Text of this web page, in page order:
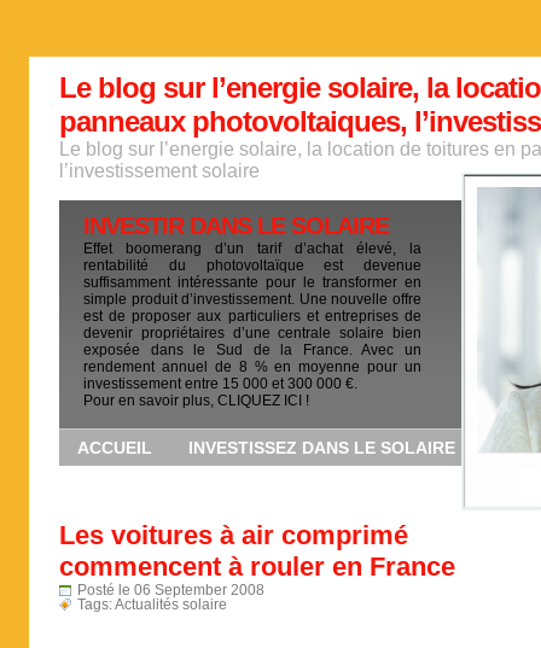
Le blog sur l’energie solaire, la
panneaux photovoltaiques,
Le blog sur l’energie solaire, la location de toitures en
l’investissement solaire
INVESTIR DANS LE SOLAIRE
Effet boomerang d’un tarif d’achat élevé, la
rentabilité du photovoltaïque est devenue
suffisamment intéressante pour le transformer en
simple produit d’investissement. Une nouvelle offre
est de proposer aux particuliers et entreprises de
devenir propriétaires d’une centrale solaire bien
exposée dans le Sud de la France. Avec un
rendement annuel de 8 % en moyenne pour un
investissement entre 15 000 et 300 000 €.
Pour en savoir plus, CLIQUEZ ICI !
ACCUEIL INVESTISSEZ DANS LE SOLAIRE
Les voitures à air comprimé
commencent à rouler en France
Posté le 06 September 2008
Tags:Actualités solaire